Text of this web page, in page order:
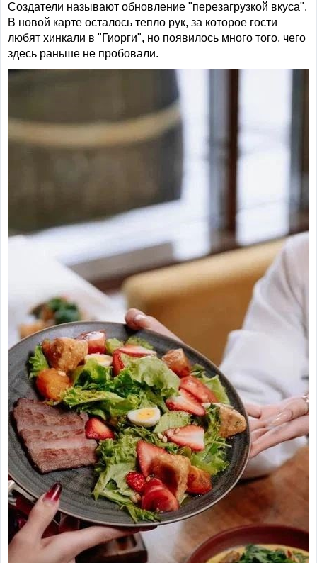
Создатели называют обновление "перезагрузкой вкуса".
В новой карте осталось тепло рук, за которое гости
любят хинкали в "Гиорги", но появилось много того, чего
здесь раньше не пробовали.